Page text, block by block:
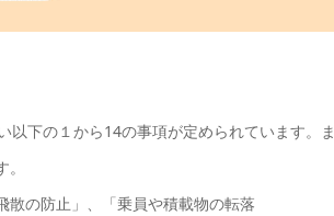
下の１から14の事項が定められています。ま
の防止」、「乗員や積載物の転落